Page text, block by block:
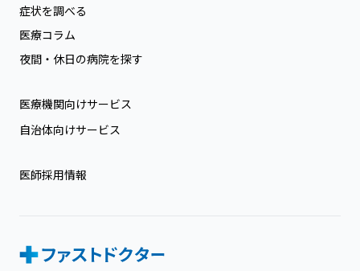
症状を調べる
医療コラム
夜間・休日の病院を探す
医療機関向けサービス
自治体向けサービス
医師採用情報